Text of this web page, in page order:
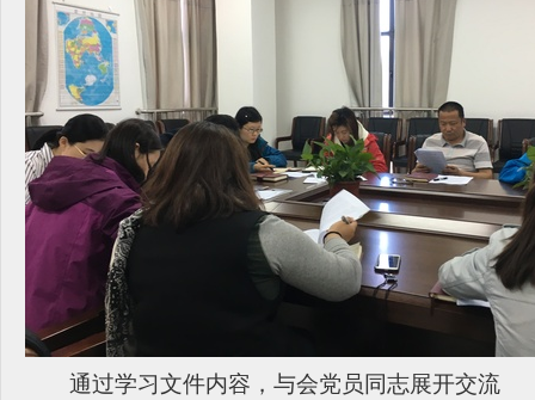
通过学习文件内容，与会党员同志展开交流